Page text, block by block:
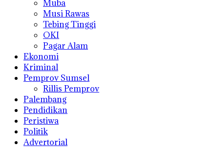
Muba
Musi Rawas
Tebing Tinggi
OKI
Pagar Alam
Ekonomi
Kriminal
Pemprov Sumsel
Rillis Pemprov
Palembang
Pendidikan
Peristiwa
Politik
Advertorial